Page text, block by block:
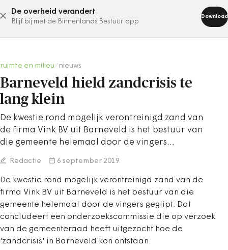
De overheid verandert
Blijf bij met de Binnenlands Bestuur app
Download
abonneer nu
ruimte en milieu nieuws
Barneveld hield zandcrisis te
lang klein
De kwestie rond mogelijk verontreinigd zand van
de firma Vink BV uit Barneveld is het bestuur van
die gemeente helemaal door de vingers…
Redactie 6 september 2019
De kwestie rond mogelijk verontreinigd zand van de
firma Vink BV uit Barneveld is het bestuur van die
gemeente helemaal door de vingers geglipt. Dat
concludeert een onderzoekscommissie die op verzoek
van de gemeenteraad heeft uitgezocht hoe de
'zandcrisis' in Barneveld kon ontstaan.